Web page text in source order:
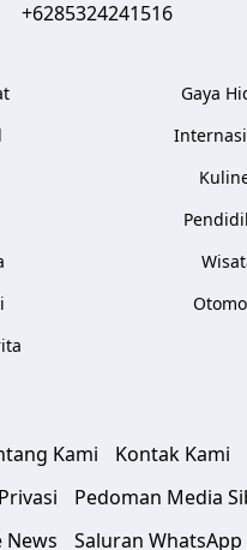
+6285324241516
Gaya
Kami Kontak Kami
Pedoman Media
News
Saluran WhatsApp